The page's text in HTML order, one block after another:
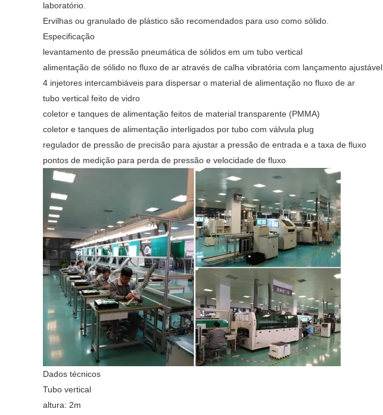
laboratório.
Ervilhas ou granulado de plástico são recomendados para uso como sólido.
Especificação
levantamento de pressão pneumática de sólidos em um tubo vertical
alimentação de sólido no fluxo de ar através de calha vibratória com lançamento ajustável
4 injetores intercambiáveis ​​para dispersar o material de alimentação no fluxo de ar
tubo vertical feito de vidro
coletor e tanques de alimentação feitos de material transparente (PMMA)
coletor e tanques de alimentação interligados por tubo com válvula plug
regulador de pressão de precisão para ajustar a pressão de entrada e a taxa de fluxo
pontos de medição para perda de pressão e velocidade de fluxo
Dados técnicos
Tubo vertical
altura: 2m